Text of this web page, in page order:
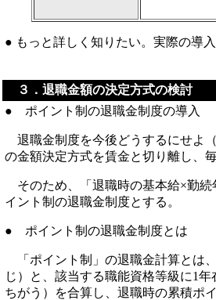
● もっと詳しく知りたい。実際の
３．退職金額の決定方式の検討
● ポイント制の退職金制度の導入
退職金制度を今後どうするにせよ
の金額決定方式を賃金と切り離し、
そのため、「退職時の基本給×勤続
イント制の退職金制度とする。
● ポイント制の退職金制度とは
「ポイント制」の退職金計算とは
じ）と、該当する職能資格等級に1年
ちがう）を合算し、退職時の累積ポ